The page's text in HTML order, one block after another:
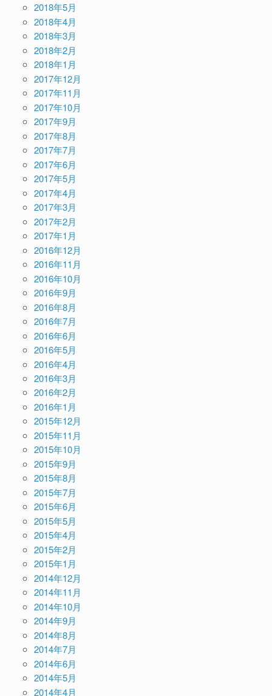
2018年5月
2018年4月
2018年3月
2018年2月
2018年1月
2017年12月
2017年11月
2017年10月
2017年9月
2017年8月
2017年7月
2017年6月
2017年5月
2017年4月
2017年3月
2017年2月
2017年1月
2016年12月
2016年11月
2016年10月
2016年9月
2016年8月
2016年7月
2016年6月
2016年5月
2016年4月
2016年3月
2016年2月
2016年1月
2015年12月
2015年11月
2015年10月
2015年9月
2015年8月
2015年7月
2015年6月
2015年5月
2015年4月
2015年2月
2015年1月
2014年12月
2014年11月
2014年10月
2014年9月
2014年8月
2014年7月
2014年6月
2014年5月
2014年4月